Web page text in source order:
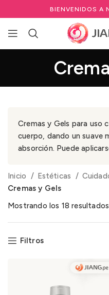
BIENVENIDOS A
Cremas y Gels para uso
cuerpo, dando un suave
absorción. Puede
Inicio Estéticas
Cremas y Gels
Mostrando los 18 resultados
Filtros